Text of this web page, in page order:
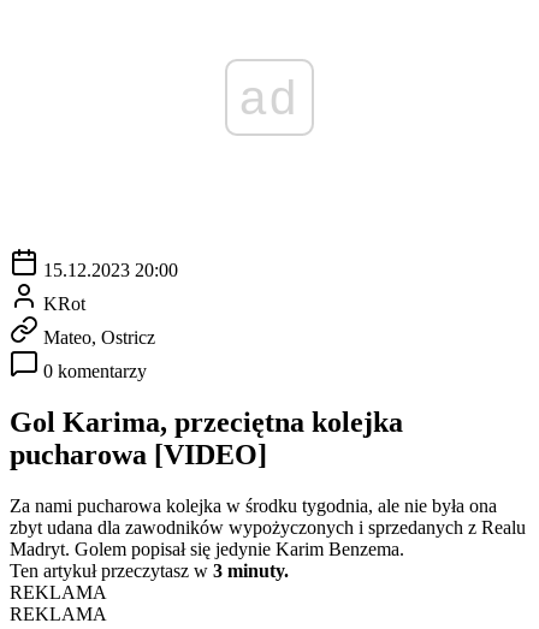
ad
15.12.2023 20:00
KRot
Mateo, Ostricz
0 komentarzy
Gol Karima, przeciętna kolejka
pucharowa [VIDEO]
Za nami pucharowa kolejka w środku tygodnia, ale nie była ona
zbyt udana dla zawodników wypożyczonych i sprzedanych z Realu
Madryt. Golem popisał się jedynie Karim Benzema.
Ten artykuł przeczytasz w 3 minuty.
REKLAMA
REKLAMA